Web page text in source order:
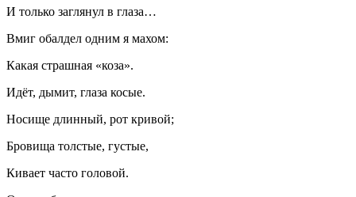
И только заглянул в глаза…
Вмиг обалдел одним я махом:
Какая страшная «коза».
Идёт, дымит, глаза косые.
Носище длинный, рот кривой;
Бровища толстые, густые,
Кивает часто головой.